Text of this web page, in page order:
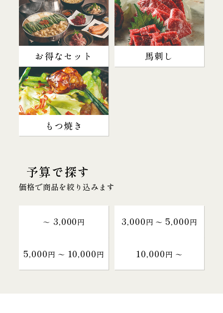
お得なセット 馬刺し
もつ焼き
予算で探す
価格で商品を絞り込みます
～ 3,000円 3,000円 〜 5,000円
5,000円 〜 10,000円 10,000円 〜